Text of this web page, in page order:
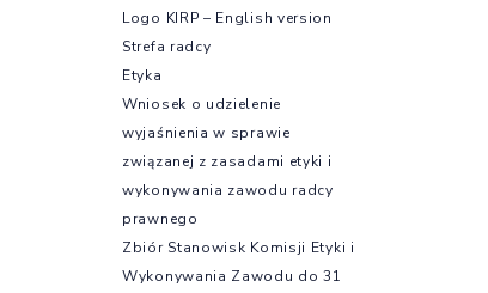
Logo KIRP – English version
Strefa radcy
Etyka
Wniosek o udzielenie
wyjaśnienia w sprawie
związanej z zasadami etyki i
wykonywania zawodu radcy
prawnego
Zbiór Stanowisk Komisji Etyki i
Wykonywania Zawodu do 31